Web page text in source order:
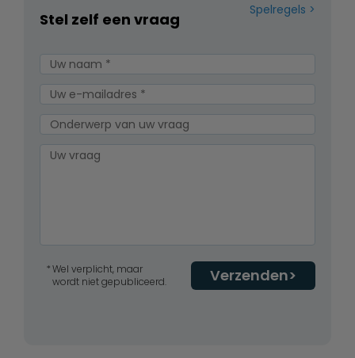
Spelregels
Stel zelf een vraag
Verzenden
Wel verplicht, maar
wordt niet gepubliceerd.